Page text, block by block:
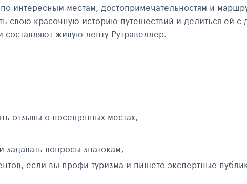
интересным местам, достопримечательностям и
свою красочную историю путешествий и делиться ей
живую ленту Рутравеллер.
отзывы о посещенных местах,
вопросы знатокам,
если вы профи туризма и пишете экспертные